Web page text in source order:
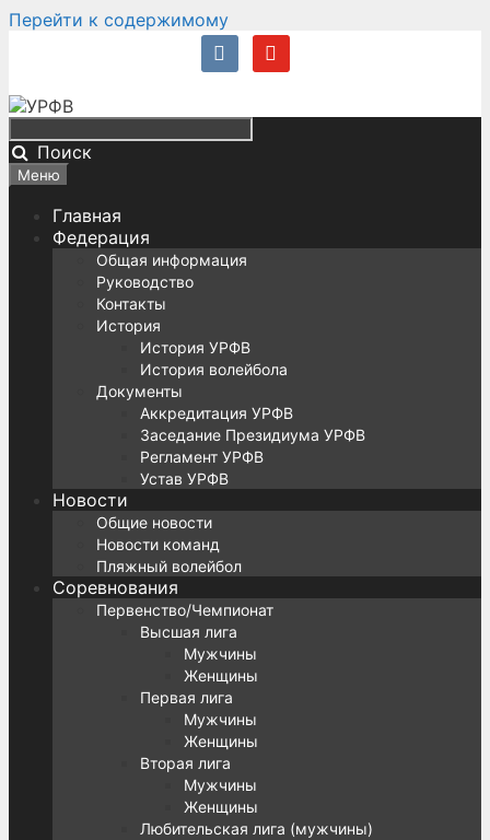
Перейти к содержимому
Поиск
Меню
Главная
Федерация
Общая информация
Руководство
Контакты
История
История УРФВ
История волейбола
Документы
Аккредитация УРФВ
Заседание Президиума УРФВ
Регламент УРФВ
Устав УРФВ
Новости
Общие новости
Новости команд
Пляжный волейбол
Соревнования
Первенство/Чемпионат
Высшая лига
Мужчины
Женщины
Первая лига
Мужчины
Женщины
Вторая лига
Мужчины
Женщины
Любительская лига (мужчины)